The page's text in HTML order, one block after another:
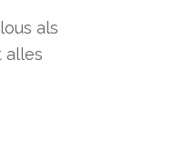
als
alles